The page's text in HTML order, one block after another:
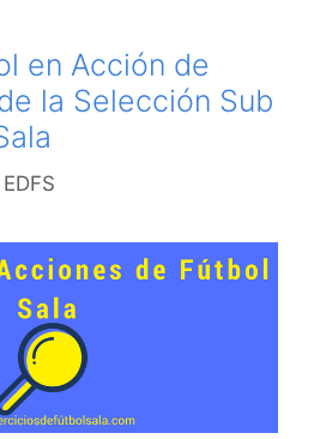
en Acción de
la Selección Sub
EDFS